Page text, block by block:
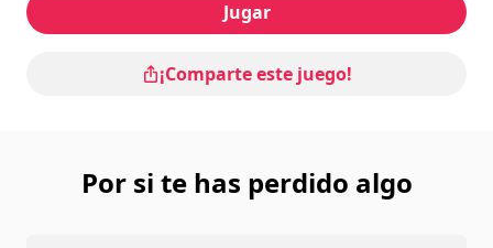
Dificultad
Valoración
: Video Chums : 8,3/10
Jugar
¡Comparte este juego!
Por si te has perdido algo